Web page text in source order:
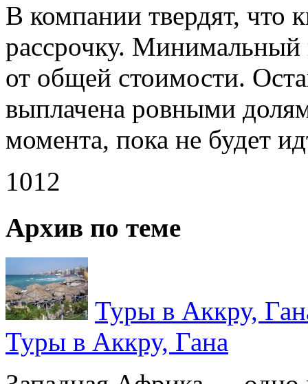
В компании твердят, что
рассрочку. Минимальный
от общей стоимости.
выплачена ровными
момента, пока не будет
1012
Архив по теме
Туры в Аккру,
Туры в Аккру, Гана